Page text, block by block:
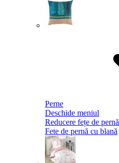
Perne
Deschide meniul
Reducere fețe de pernă
Fete de pernă cu blană